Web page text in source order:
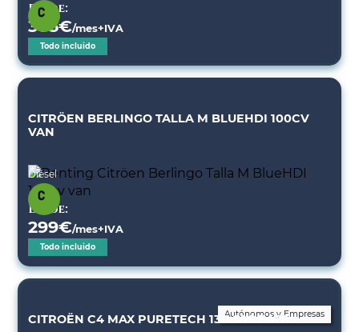
Desde:
305€/mes+IVA
Todo incluido
CITRÖEN BERLINGO TALLA M BLUEHDI 100CV
VAN
Diésel
Autónomos y Empresas
Desde:
299€/mes+IVA
Todo incluido
CITROËN C4 MAX PURETECH 130 S&S EAT8